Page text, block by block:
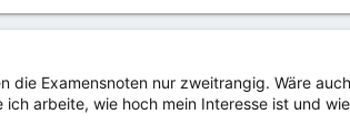
Examensnoten nur zweitrangig. Wäre
arbeite, wie hoch mein Interesse ist und